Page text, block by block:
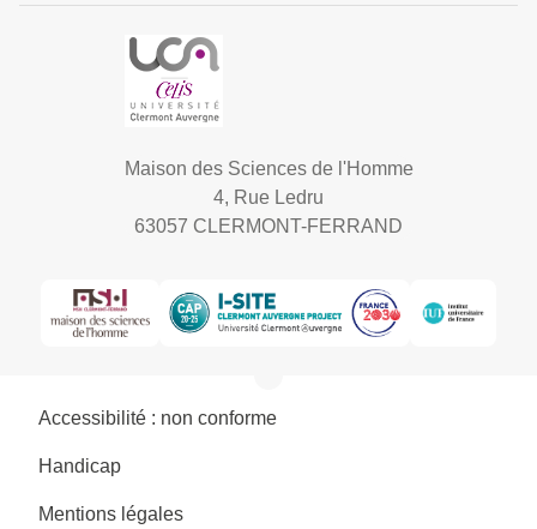
Maison des Sciences de l'Homme
4, Rue Ledru
63057 CLERMONT-FERRAND
Accessibilité : non conforme
Handicap
Mentions légales